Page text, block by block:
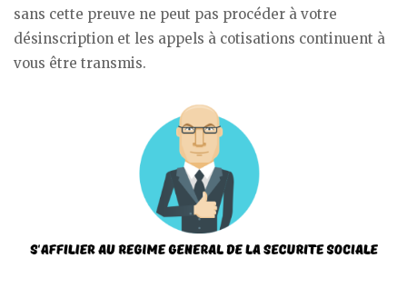
sans cette preuve ne peut pas procéder à votre
désinscription et les appels à cotisations continuent à
vous être transmis.